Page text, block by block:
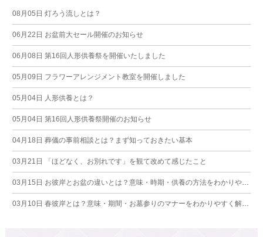
08月05日 灯ろう流しとは？
06月22日 お盆前大セール開催のお知らせ
06月08日 第16回人形供養祭を開催いたしました
05月09日 フラワーアレンジメント教室を開催しました
05月04日 人形供養とは？
05月04日 第16回人形供養祭開催のお知らせ
04月18日 葬儀の事前相談とは？まず知っておきたい基本
03月21日 「ほどなく、お別れです」を観て改めて感じたこと
03月15日 お彼岸とお盆の違いとは？意味・時期・供養の方法をわかりやすく解説
03月10日 春彼岸とは？意味・期間・お墓参りのマナーをわかりやすく解説【2026年版】